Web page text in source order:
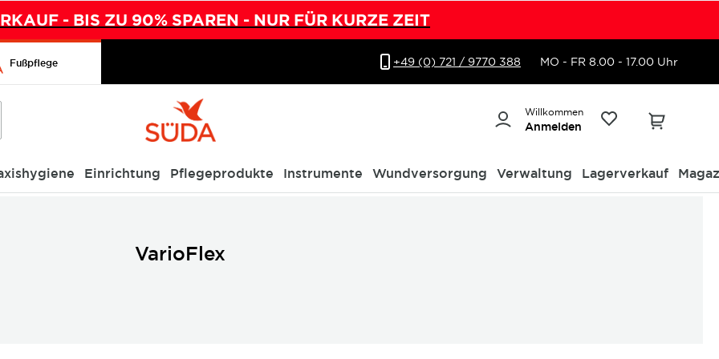
- BIS ZU 90% SPAREN - NUR FÜR KURZE ZEIT
Fußpflege +49 (0) 721 / 9770 388 MO - FR 8.00 - 17.00 Uhr
Willkommen
Anmelden
Einrichtung Pflegeprodukte Instrumente Wundversorgung Verwaltung Lagerverkauf
VarioFlex